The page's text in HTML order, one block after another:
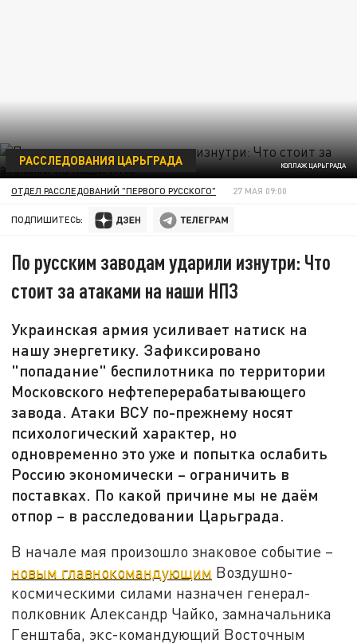
КОЛЛАЖ ЦАРЬГРАДА
РАССЛЕДОВАНИЯ ЦАРЬГРАДА
ОТДЕЛ РАССЛЕДОВАНИЙ "ПЕРВОГО РУССКОГО" 27 МАЯ 09:00
ПОДПИШИТЕСЬ:
По русским заводам ударили изнутри: Что
стоит за атаками на наши НПЗ
Украинская армия усиливает натиск на
нашу энергетику. Зафиксировано
"попадание" беспилотника по территории
Московского нефтеперерабатывающего
завода. Атаки ВСУ по-прежнему носят
психологический характер, но
одновременно это уже и попытка ослабить
Россию экономически – ограничить в
поставках. По какой причине мы не даём
отпор – в расследовании Царьграда.
В начале мая произошло знаковое событие –
новым главнокомандующим Воздушно-
космическими силами назначен генерал-
полковник Александр Чайко, замначальника
Генштаба, экс-командующий Восточным